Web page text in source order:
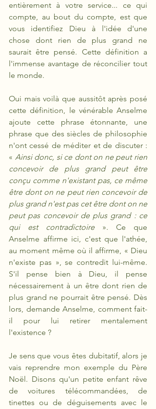
entièrement à votre service... ce qui
compte, au bout du compte, est que
vous identifiez Dieu à l'idée d'une
chose dont rien de plus grand ne
saurait être pensé. Cette définition a
l'immense avantage de réconcilier tout
le monde.
Oui mais voilà que aussitôt après posé
cette définition, le vénérable Anselme
ajoute cette phrase étonnante, une
phrase que des siècles de philosophie
n'ont cessé de méditer et de discuter :
« Ainsi donc, si ce dont on ne peut rien
concevoir de plus grand peut être
conçu comme n'existant pas, ce même
être dont on ne peut rien concevoir de
plus grand n'est pas cet être dont on ne
peut pas concevoir de plus grand : ce
qui est contradictoire ». Ce que
Anselme affirme ici, c'est que l'athée,
au moment même où il affirme, « Dieu
n'existe pas », se contredit lui-même.
S'il pense bien à Dieu, il pense
nécessairement à un être dont rien de
plus grand ne pourrait être pensé. Dès
lors, demande Anselme, comment fait-
il pour lui retirer mentalement
l'existence ?
Je sens que vous êtes dubitatif, alors je
vais reprendre mon exemple du Père
Noël. Disons qu'un petite enfant rêve
de voitures télécommandées, de
tinettes ou de déguisements avec le